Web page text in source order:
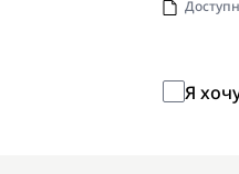
Я